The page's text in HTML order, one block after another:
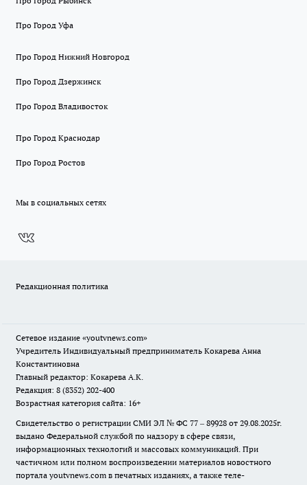
Про Город Уфа
Про Город Нижний Новгород
Про Город Дзержинск
Про Город Владивосток
Про Город Краснодар
Про Город Ростов
Мы в социальных сетях
Редакционная политика
Сетевое издание «youtvnews.com»
Учредитель Индивидуальный предприниматель Кокарева Анна
Константиновна
Главный редактор: Кокарева А.К.
Редакция: 8 (8352) 202-400
Возрастная категория сайта: 16+
Свидетельство о регистрации СМИ ЭЛ № ФС 77 – 89928 от 29.08.2025г.
выдано Федеральной службой по надзору в сфере связи,
информационных технологий и массовых коммуникаций. При
частичном или полном воспроизведении материалов новостного
портала youtvnews.com в печатных изданиях, а также теле-